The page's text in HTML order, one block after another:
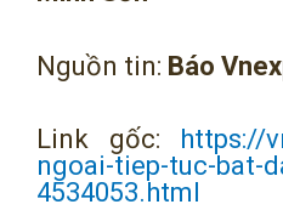
Nguồn tin: Báo
Link gốc: https://
ngoai-tiep-tuc-bat-
4534053.html